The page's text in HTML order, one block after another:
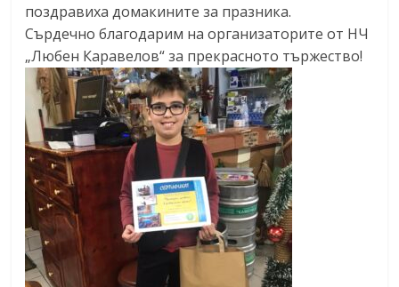
поздравиха домакините за празника.
Сърдечно благодарим на организаторите от НЧ
„Любен Каравелов“ за прекрасното тържество!